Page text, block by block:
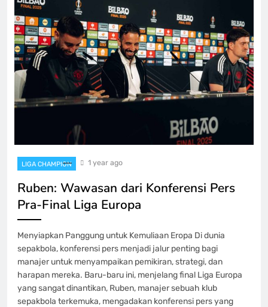
LIGA CHAMPION 1 year ago
Ruben: Wawasan dari Konferensi Pers
Pra-Final Liga Europa
Menyiapkan Panggung untuk Kemuliaan Eropa Di dunia
sepakbola, konferensi pers menjadi jalur penting bagi
manajer untuk menyampaikan pemikiran, strategi, dan
harapan mereka. Baru-baru ini, menjelang final Liga Europa
yang sangat dinantikan, Ruben, manajer sebuah klub
sepakbola terkemuka, mengadakan konferensi pers yang